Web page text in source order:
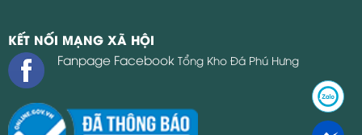
KẾT NỐI MẠNG XÃ HỘI
Fanpage Facebook Tổng Kho Đá Phú Hưng